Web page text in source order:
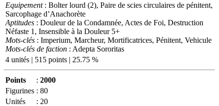
Equipement: Bolter lourd (2), Paire de scies circulaires de pénitent,
Sarcophage d’Anachorète
Aptitudes : Douleur de la Condamnée, Actes de Foi, Destruction
Néfaste 1, Insensible à la Douleur 5+
Mots-clés : Imperium, Marcheur, Mortificatrices, Pénitent, Vehicule
Mots-clés de faction : Adepta Sororitas
4 unités | 515 points | 25.75 %
Points : 2000
Figurines : 80
Unités
: 20